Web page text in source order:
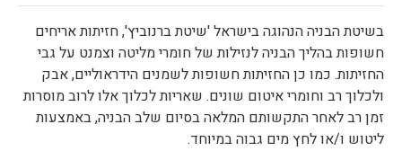
בשיטת הבניה הנהוגה בישראל 'שיטת ברנוביץ', חזיתות אריחים
חשופות בהליך הבניה לנזילות של חומרי מליטה וצמנט על גבי
החזיתות. כמו כן החזיתות חשופות לשמנים הידראוליים, אבק
ולכלוך רב וחומרי איטום שונים. שאריות לכלוך אלו לרוב מוסרות
זמן רב לאחר התקשותם המלאה בסיום שלב הבניה, באמצעות
ליטוש ו/או לחץ מים גבוה במיוחד.